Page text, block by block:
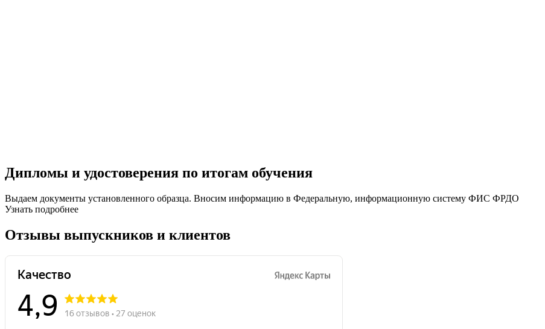
Дипломы и удостоверения по итогам обучения
Выдаем документы установленного образца. Вносим информацию в Федеральную, информационную систему ФИС ФРДО
Узнать подробнее
Отзывы выпускников и клиентов